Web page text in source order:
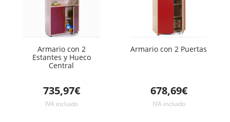
Armario con 2
Estantes y Hueco
Central
735,97€
IVA incluido
Armario con 2 Puertas
678,69€
IVA incluido